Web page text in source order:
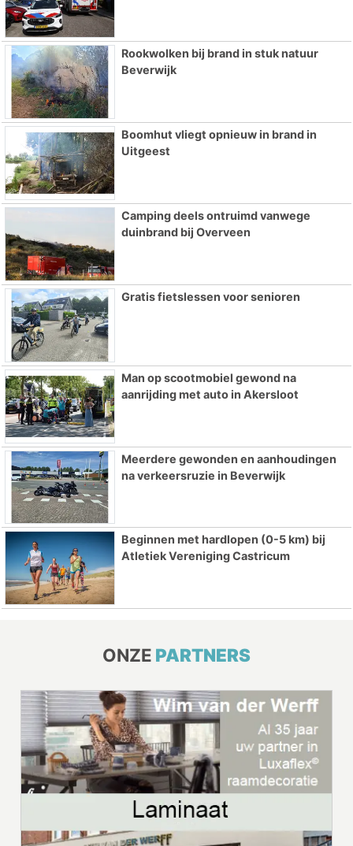
Rookwolken bij brand in stuk natuur
Beverwijk
Boomhut vliegt opnieuw in brand in
Uitgeest
Camping deels ontruimd vanwege
duinbrand bij Overveen
Gratis fietslessen voor senioren
Man op scootmobiel gewond na
aanrijding met auto in Akersloot
Meerdere gewonden en aanhoudingen
na verkeersruzie in Beverwijk
Beginnen met hardlopen (0-5 km) bij
Atletiek Vereniging Castricum
ONZE PARTNERS